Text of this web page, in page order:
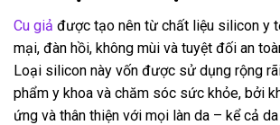
Cu giả được tạo nên từ chất liệu silicon y
mại, đàn hồi, không mùi và tuyệt đối an
Loại silicon này vốn được sử dụng rộng
phẩm y khoa và chăm sóc sức khỏe, bởi
ứng và thân thiện với mọi làn da – kể cả